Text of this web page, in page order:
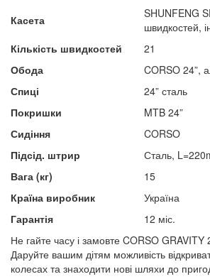
Касета
SHUNFENG
швидкостей,
Кількість швидкостей
21
Обода
CORSO 24”,
Спиці
24” сталь
Покришки
MTB 24”
Сидіння
CORSO
Підсід. штрир
Сталь,
Вага (кг)
15
Країна виробник
Україна
Гарантія
12 міс.
Не гайте часу і замовте CORSO GRAVITY
Даруйте вашим дітям можливість
колесах та знаходити нові шляхи до